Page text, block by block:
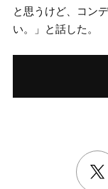
と思うけど、コン
い。」と話した。